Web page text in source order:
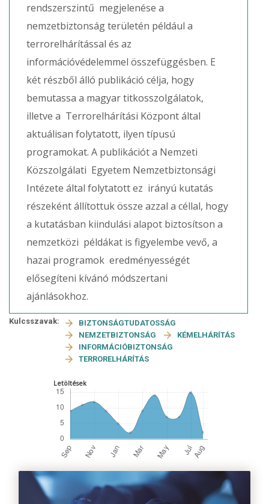
rendszerszintű megjelenése a
nemzetbiztonság területén például a
terrorelhárítással és az
információvédelemmel összefüggésben. E
két részből álló publikáció célja, hogy
bemutassa a magyar titkosszolgálatok,
illetve a Terrorelhárítási Központ által
aktuálisan folytatott, ilyen típusú
programokat. A publikációt a Nemzeti
Közszolgálati Egyetem Nemzetbiztonsági
Intézete által folytatott ez irányú kutatás
részeként állítottuk össze azzal a céllal, hogy
a kutatásban kiindulási alapot biztosítson a
nemzetközi példákat is figyelembe vevő, a
hazai programok eredményességét
elősegíteni kívánó módszertani
ajánlásokhoz.
Kulcsszavak:
BIZTONSÁGTUDATOSSÁG
NEMZETBIZTONSÁG
KÉMELHÁRÍTÁS
INFORMÁCIÓBIZTONSÁG
TERRORELHÁRÍTÁS
Letöltések